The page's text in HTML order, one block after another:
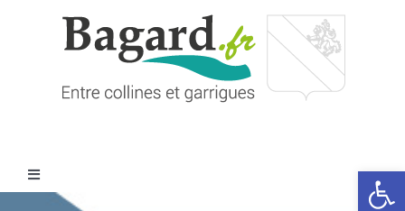
Ouvrir
Toggle
Navigation